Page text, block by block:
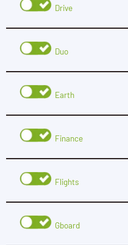
Drive
Duo
Earth
Finance
Flights
Gboard